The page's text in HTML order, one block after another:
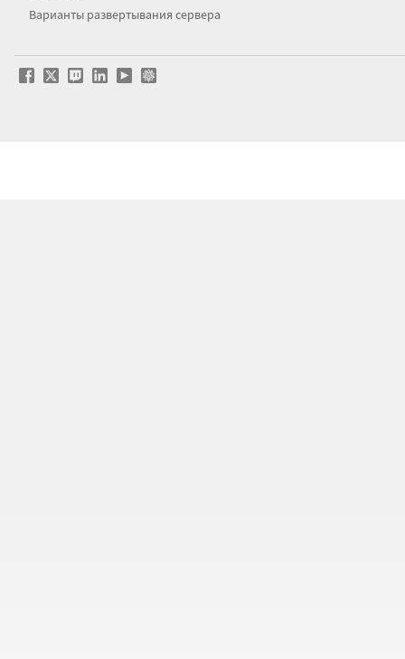
Варианты развертывания сервера